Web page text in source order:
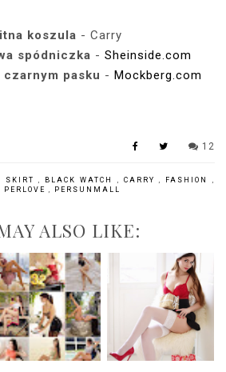
koszula - Carry
spódniczka -Sheinside.com
czarnym pasku -Mockberg.com
12
SKIRT BLACK WATCH CARRY FASHION
PERLOVE PERSUNMALL
ALSO LIKE: